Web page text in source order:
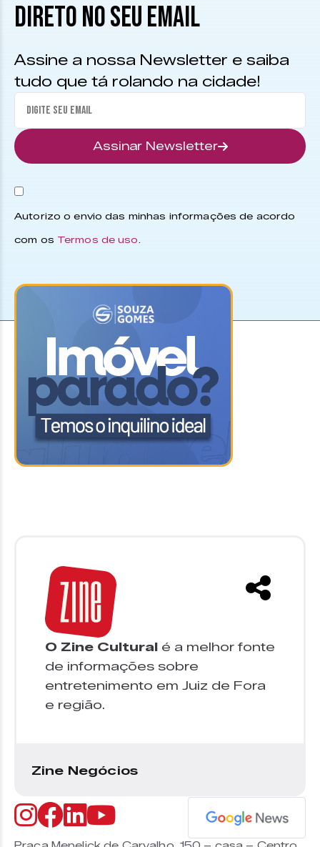
DIRETO NO SEU EMAIL
Assine a nossa Newsletter e saiba
tudo que tá rolando na cidade!
Assinar Newsletter
Autorizo o envio das minhas informações de acordo
com os Termos de uso.
O Zine Cultural é a melhor fonte
de informações sobre
entretenimento em Juiz de Fora
e região.
Zine Negócios